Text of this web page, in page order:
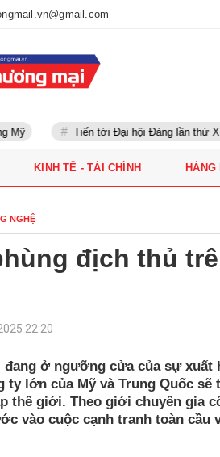
Tiến tới Đại hội Đảng lần thứ XIII
KINH TẾ - TÀI CHÍNH
NGHỆ
địch thủ
22:20
ở ngưỡng cửa của sự xuất
ty lớn của Mỹ và Trung Quốc
thế giới. Theo giới chuyên gia
vào cuộc cạnh tranh toàn